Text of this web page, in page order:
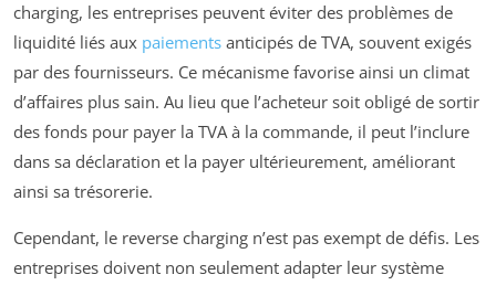
charging, les entreprises peuvent éviter des problèmes de
liquidité liés aux paiements anticipés de TVA, souvent exigés
par des fournisseurs. Ce mécanisme favorise ainsi un climat
d’affaires plus sain. Au lieu que l’acheteur soit obligé de sortir
des fonds pour payer la TVA à la commande, il peut l’inclure
dans sa déclaration et la payer ultérieurement, améliorant
ainsi sa trésorerie.
Cependant, le reverse charging n’est pas exempt de défis. Les
entreprises doivent non seulement adapter leur système